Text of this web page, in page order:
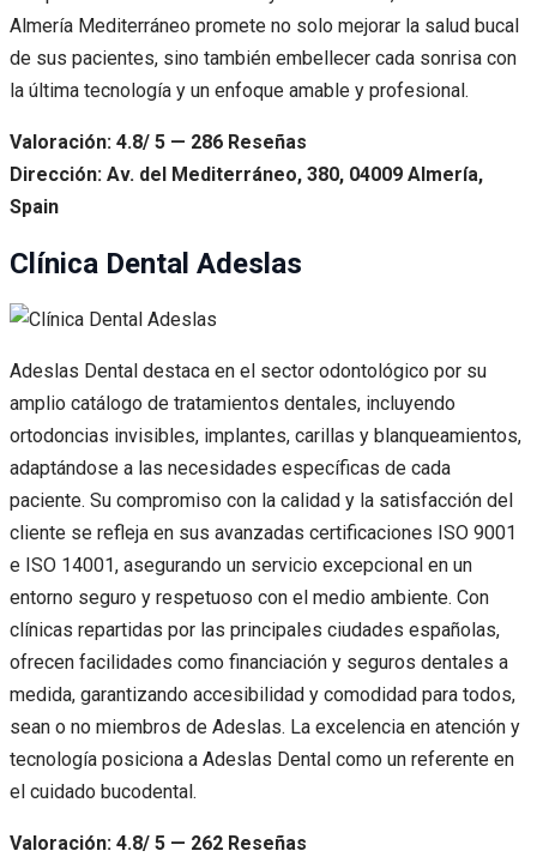
Almería Mediterráneo promete no solo mejorar la salud bucal
de sus pacientes, sino también embellecer cada sonrisa con
la última tecnología y un enfoque amable y profesional.
Valoración: 4.8/ 5 — 286 Reseñas
Dirección: Av. del Mediterráneo, 380, 04009 Almería,
Spain
Clínica Dental Adeslas
Adeslas Dental destaca en el sector odontológico por su
amplio catálogo de tratamientos dentales, incluyendo
ortodoncias invisibles, implantes, carillas y blanqueamientos,
adaptándose a las necesidades específicas de cada
paciente. Su compromiso con la calidad y la satisfacción del
cliente se refleja en sus avanzadas certificaciones ISO 9001
e ISO 14001, asegurando un servicio excepcional en un
entorno seguro y respetuoso con el medio ambiente. Con
clínicas repartidas por las principales ciudades españolas,
ofrecen facilidades como financiación y seguros dentales a
medida, garantizando accesibilidad y comodidad para todos,
sean o no miembros de Adeslas. La excelencia en atención y
tecnología posiciona a Adeslas Dental como un referente en
el cuidado bucodental.
Valoración: 4.8/ 5 — 262 Reseñas